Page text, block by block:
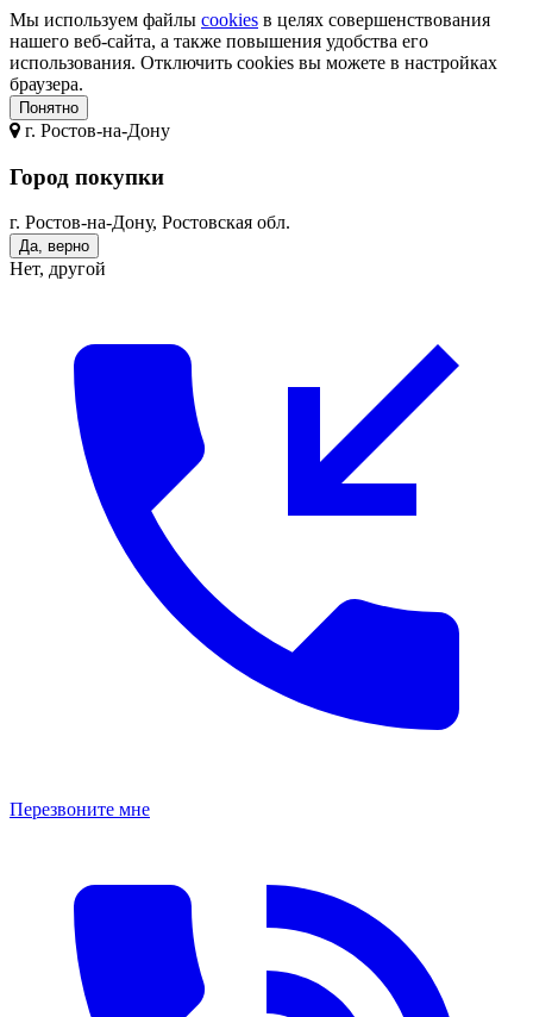
Мы используем файлы cookies в целях совершенствования
нашего веб-сайта, а также повышения удобства его
использования. Отключить cookies вы можете в настройках
браузера.
Понятно
г. Ростов-на-Дону
Город покупки
г. Ростов-на-Дону, Ростовская обл.
Да, верно
Нет, другой
Перезвоните мне